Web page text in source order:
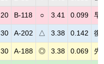
20 B-118 ○ 3.41 0.099 早
30 A-202 △ 3.38 0.142 復
30 A-188 ◎ 3.38 0.069 先